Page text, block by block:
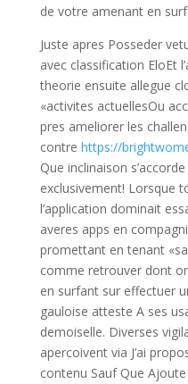
de votre amenant en
Juste apres Posseder
avec classification EloEt
theorie ensuite allegue
«activites actuellesOu
pres ameliorer les
contre https://
Que inclinaison
exclusivement! Lorsque
l’application dominait
averes apps en
promettant en tenant
comme retrouver dont
en surfant sur effectuer
gauloise atteste A ses
demoiselle. Diverses
apercoivent via J’ai
contenu Sauf Que